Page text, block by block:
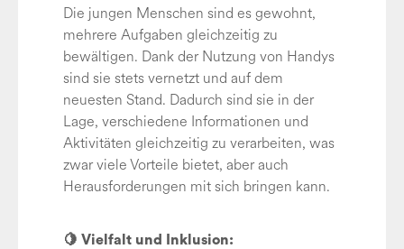
Die jungen Menschen sind es gewohnt,
mehrere Aufgaben gleichzeitig zu
bewältigen. Dank der Nutzung von Handys
sind sie stets vernetzt und auf dem
neuesten Stand. Dadurch sind sie in der
Lage, verschiedene Informationen und
Aktivitäten gleichzeitig zu verarbeiten, was
zwar viele Vorteile bietet, aber auch
Herausforderungen mit sich bringen kann.
🍋 Vielfalt und Inklusion: